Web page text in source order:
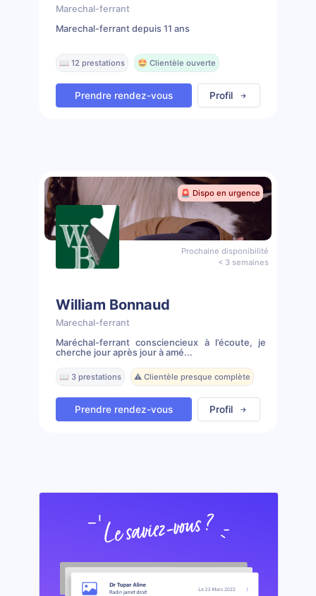
Marechal-ferrant
Marechal-ferrant depuis 11 ans
📖 12 prestations 🤩 Clientèle ouverte
Prendre rendez-vous Profil
🚨 Dispo en urgence
Prochaine disponibilité
< 3 semaines
William Bonnaud
Marechal-ferrant
Maréchal-ferrant consciencieux à l’écoute, je
cherche jour après jour à amé...
📖 3 prestations ⚠️ Clientèle presque complète
Prendre rendez-vous Profil